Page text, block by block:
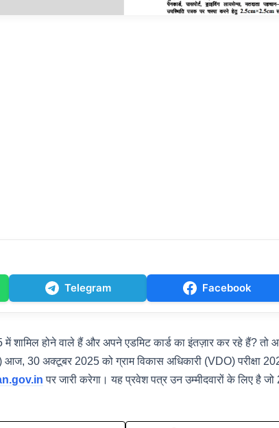
Telegram Facebook
में शामिल होने वाले हैं और अपने एडमिट कार्ड का इंतज़ार कर रहे हैं?
आज, 30 अक्टूबर 2025 को ग्राम विकास अधिकारी (VDO) परीक्षा
पर जारी करेगा। यह प्रवेश पत्र उन उम्मीदवारों के लिए है